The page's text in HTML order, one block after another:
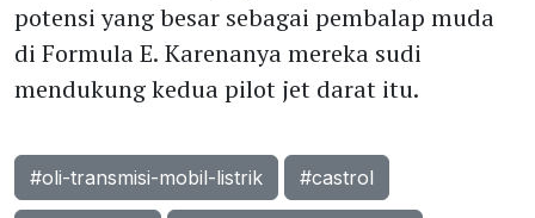
potensi yang besar sebagai pembalap muda
di Formula E. Karenanya mereka sudi
mendukung kedua pilot jet darat itu.
#oli-transmisi-mobil-listrik #castrol